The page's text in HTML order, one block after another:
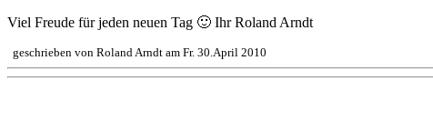
Viel Freude für jeden neuen Tag 🙂 Ihr Roland Arndt
geschrieben von Roland Arndt am Fr. 30.April 2010